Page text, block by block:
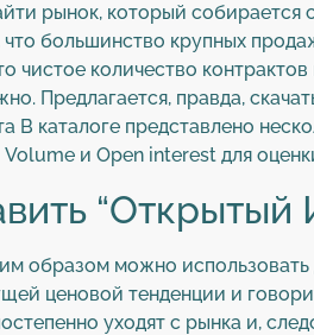
рынок, который
что большинство крупных
чистое количество
Предлагается, правда,
В каталоге представлено
Volume и Оpen interest для
“Открытый
образом можно
ценовой тенденции и
уходят с рынка и,